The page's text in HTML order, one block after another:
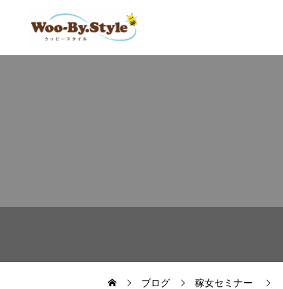
ブログ 稼女セミナー